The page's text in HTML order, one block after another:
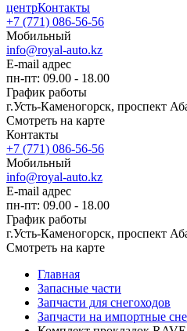
центрКонтакты
+7 (771) 086-56-56
Мобильный
info@royal-auto.kz
E-mail адрес
пн-пт: 09.00 - 18.00
График работы
г.Усть-Каменогорск, проспект
Смотреть на карте
Контакты
+7 (771) 086-56-56
Мобильный
info@royal-auto.kz
E-mail адрес
пн-пт: 09.00 - 18.00
График работы
г.Усть-Каменогорск, проспект
Смотреть на карте
Главная
Запасные части
Запчасти для снегоходов
Запчасти на импортные